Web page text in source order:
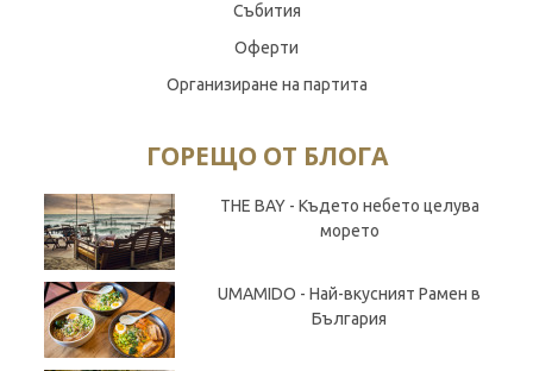
Събития
Оферти
Организиране на партита
ГОРЕЩО ОТ БЛОГА
THE BAY - Където небето целува
морето
UMAMIDO - Най-вкусният Рамен в
България